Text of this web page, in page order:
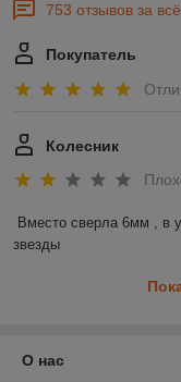
753 отзывов за
Покупатель
Колесник
Вместо сверла 6мм , в
звезды
О нас